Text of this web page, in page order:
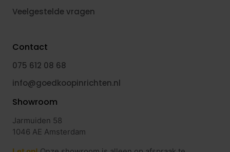
Veelgestelde vragen
Contact
075 612 08 68
info@goedkoopinrichten.nl
Showroom
Jarmuiden 58
1046 AE Amsterdam